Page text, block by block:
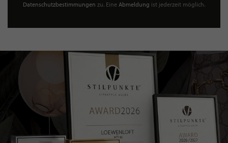
Datenschutzbestimmungen zu. Eine Abmeldung ist jederzeit möglich.